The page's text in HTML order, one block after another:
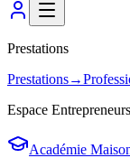
Prestations
Prestations→
Espace Entrepreneurs
Académie